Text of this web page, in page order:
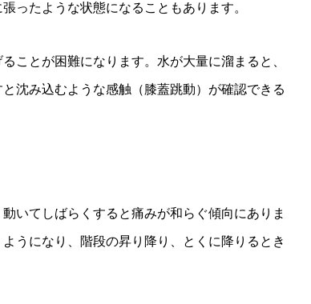
ったような状態になることもあります。
ことが困難になります。水が大量に溜まると、
沈み込むような感触（膝蓋跳動）が確認できる
いてしばらくすると痛みが和らぐ傾向にありま
うになり、階段の昇り降り、とくに降りるとき